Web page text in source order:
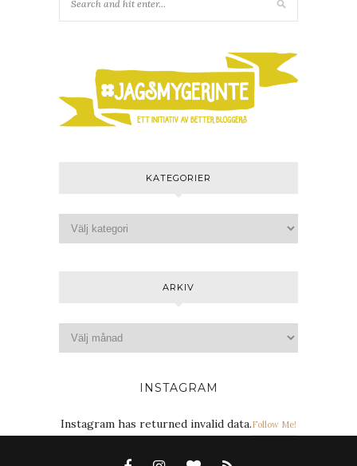
KATEGORIER
ARKIV
INSTAGRAM
Instagram has returned invalid data.Follow Me!